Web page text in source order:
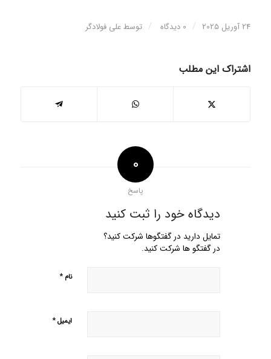
24 آوریل 2025 / 0 دیدگاه / توسطعلی فولادگر
اشتراک این مطلب
0
پاسخ
دیدگاه خود را ثبت کنید
تمایل دارید در گفتگوها شرکت کنید؟
در گفتگو ها شرکت کنید.
نام *
ایمیل*